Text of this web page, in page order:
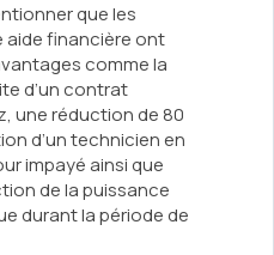
que les
aide financière ont
comme la
d’un contrat
une réduction de 80
d’un technicien en
impayé ainsi que
de la puissance
durant la période de